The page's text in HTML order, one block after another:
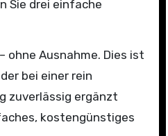
Sie drei einfache
ohne Ausnahme. Dies ist
bei einer rein
zuverlässig ergänzt
kostengünstiges